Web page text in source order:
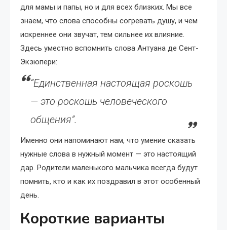
для мамы и папы, но и для всех близких. Мы все
знаем, что слова способны согревать душу, и чем
искреннее они звучат, тем сильнее их влияние.
Здесь уместно вспомнить слова Антуана де Сент-
Экзюпери:
“Единственная настоящая роскошь
— это роскошь человеческого
общения”.
Именно они напоминают нам, что умение сказать
нужные слова в нужный момент — это настоящий
дар. Родители маленького мальчика всегда будут
помнить, кто и как их поздравил в этот особенный
день.
Короткие варианты